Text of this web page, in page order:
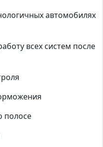
автомобилях
всех систем после
полосе